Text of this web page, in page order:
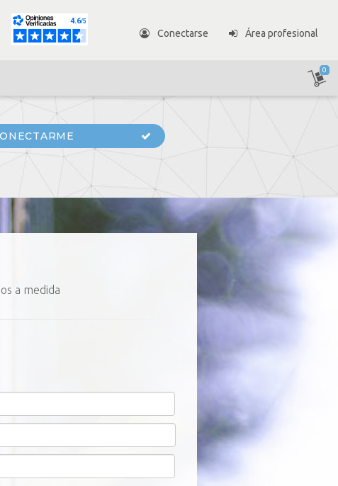
Conectarse Área profesional
0
a medida